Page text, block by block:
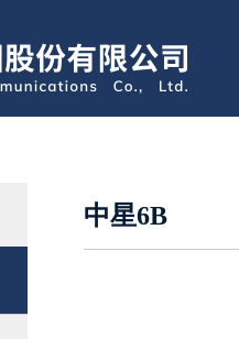
中星6B